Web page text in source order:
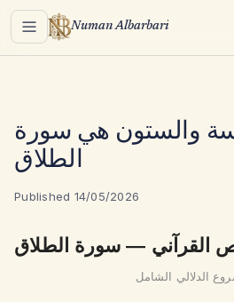
Menu Numan Albarbari
والستون هي سورة
الطلاق
Published 14/05/2026
القرآني — سورة الطلاق
الدلالي الشامل